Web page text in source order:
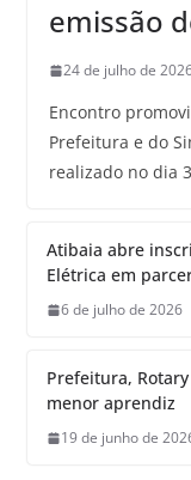
emissão
24 de julho de
Encontro
Prefeitura e do
realizado no dia
Atibaia abre
Elétrica em
6 de julho de 2026
Prefeitura,
menor aprendiz
19 de junho de